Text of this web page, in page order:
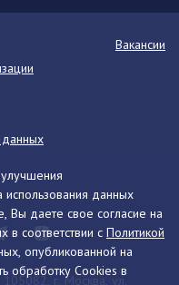
использования данных
Вы даете свое согласие на
в соответствии с Политикой
опубликованной на
обработку Cookies в
г. Москва, ул.
Вакансии
данных